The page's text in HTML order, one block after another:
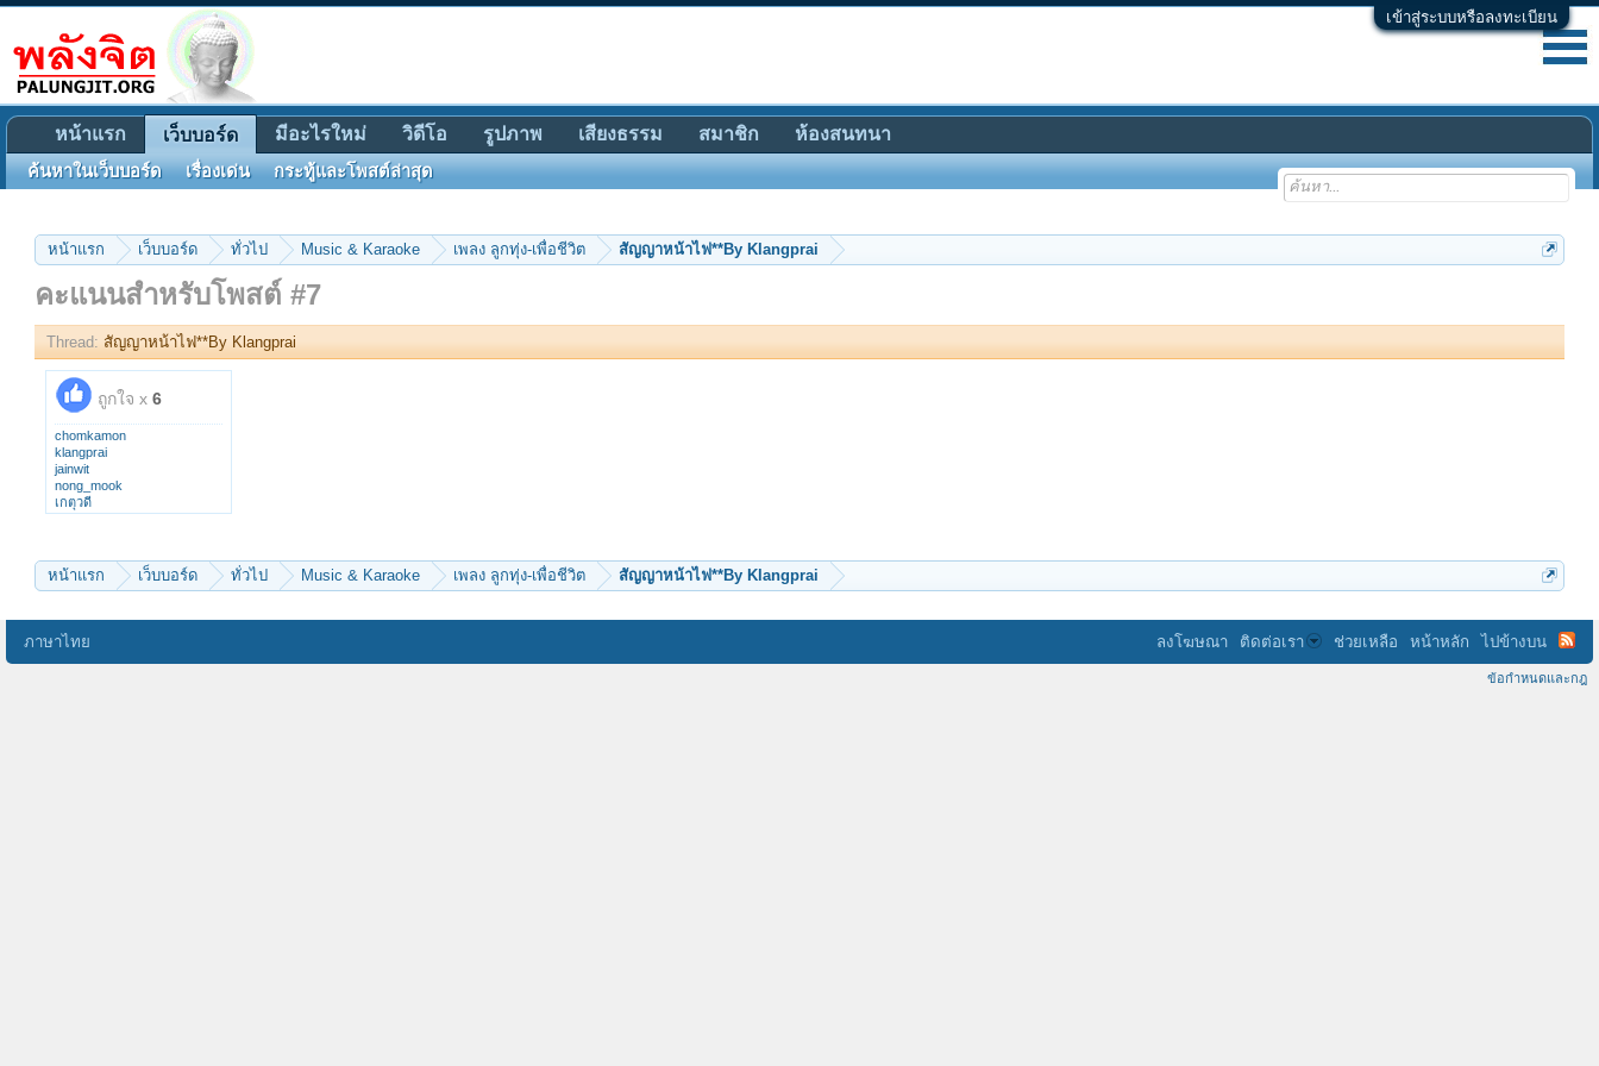
เข้าสู่ระบบหรือลงทะเบียน
หน้าแรก เว็บบอร์ด ทั่วไป Music & Karaoke เพลง ลูกทุ่ง-เพื่อชีวิต สัญญาหน้าไฟ**By Klangprai
คะแนนสำหรับโพสต์ #7
Thread: สัญญาหน้าไฟ**By Klangprai
ถูกใจ x 6
chomkamon
klangprai
jainwit
nong_mook
เกตุวดี
ligore
หน้าแรก เว็บบอร์ด ทั่วไป Music & Karaoke เพลง ลูกทุ่ง-เพื่อชีวิต สัญญาหน้าไฟ**By Klangprai
หน้าแรก เว็บบอร์ด
ค้นหาในเว็บบอร์ด เรื่องเด่น กระทู้และโพสต์ล่าสุด
มีอะไรใหม่ วิดีโอ รูปภาพ เสียงธรรม สมาชิก ห้องสนทนา
ภาษาไทย ลงโฆษณา ติดต่อเรา ช่วยเหลือ หน้าหลัก ไปข้างบน
ข้อกำหนดและกฎ